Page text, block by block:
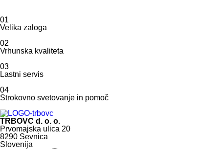
01
Velika zaloga
02
Vrhunska kvaliteta
03
Lastni servis
04
Strokovno svetovanje in pomoč
TRBOVC d. o. o.
Prvomajska ulica 20
8290 Sevnica
Slovenija